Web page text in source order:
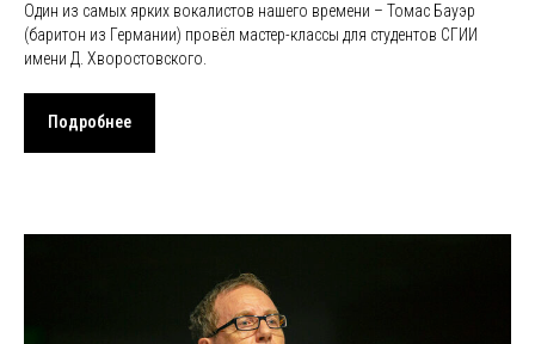
Один из самых ярких вокалистов нашего времени – Томас Бауэр
(баритон из Германии) провёл мастер-классы для студентов СГИИ
имени Д. Хворостовского.
Подробнее